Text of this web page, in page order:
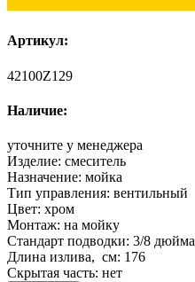
Артикул:
42100Z129
Наличие:
уточните у менеджера
Изделие: смеситель
Назначение: мойка
Тип управления: вентильный
Цвет: хром
Монтаж: на мойку
Стандарт подводки: 3/8 дюйма
Длина излива, см: 176
Скрытая часть: нет